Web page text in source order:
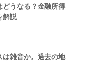
どうなる？金融所得
解説
は雑音か。過去の地